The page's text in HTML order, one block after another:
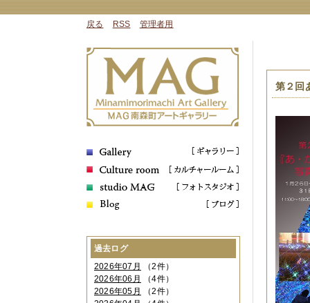
戻る RSS 管理者用
第２回
過去ログ
2026年07月
（2件）
2026年06月
（4件）
2026年05月
（2件）